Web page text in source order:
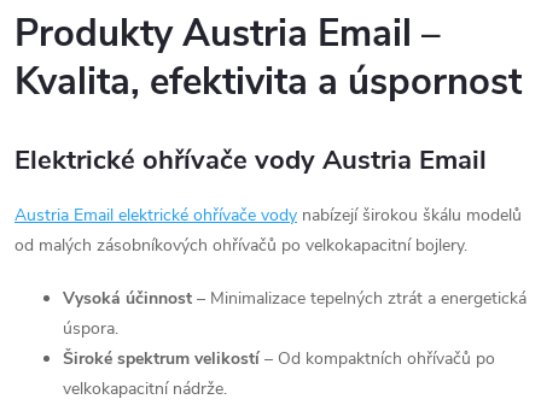
Produkty Austria Email –
Kvalita, efektivita a úspornost
Elektrické ohřívače vody Austria Email
Austria Email elektrické ohřívače vody nabízejí širokou škálu modelů
od malých zásobníkových ohřívačů po velkokapacitní bojlery.
Vysoká účinnost – Minimalizace tepelných ztrát a energetická
úspora.
Široké spektrum velikostí – Od kompaktních ohřívačů po
velkokapacitní nádrže.